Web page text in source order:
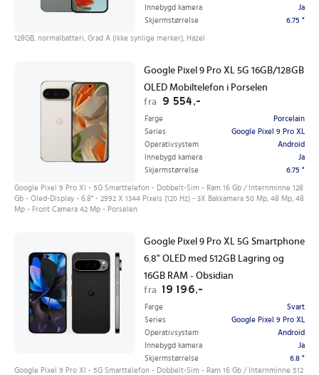
Innebygd kamera
Ja
Skjermstørrelse
6.75 "
128GB, normalbatteri, Grad A (ikke synlige merker), Hazel
Google Pixel 9 Pro XL 5G 16GB/128GB
OLED Mobiltelefon i Porselen
fra
9 554,-
Farge
Porcelain
Series
Google Pixel 9 Pro XL
Operativsystem
Android
Innebygd kamera
Ja
Skjermstørrelse
6.75 "
Google Pixel 9 Pro Xl - 5G Smarttelefon - Dobbelt-Sim - Ram 16 Gb / Internminne 128
Gb - Oled-Display - 6.8" - 2992 X 1344 Pixels (120 Hz) - 3X Bakkamera 50 Mp, 48 Mp, 48
Mp - Front Camera 42 Mp - Porselen
Google Pixel 9 Pro XL 5G Smartphone
6.8" OLED med 512GB Lagring og
16GB RAM - Obsidian
fra 19 196,-
Farge
Svart
Series
Google Pixel 9 Pro XL
Operativsystem
Android
Innebygd kamera
Ja
Skjermstørrelse
6.8 "
Google Pixel 9 Pro Xl - 5G Smarttelefon - Dobbelt-Sim - Ram 16 Gb / Internminne 512